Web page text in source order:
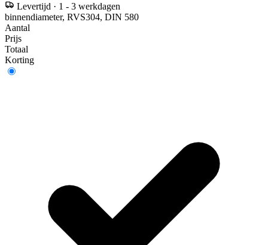
Levertijd · 1 - 3 werkdagen
binnendiameter, RVS304, DIN 580
Aantal
Prijs
Totaal
Korting